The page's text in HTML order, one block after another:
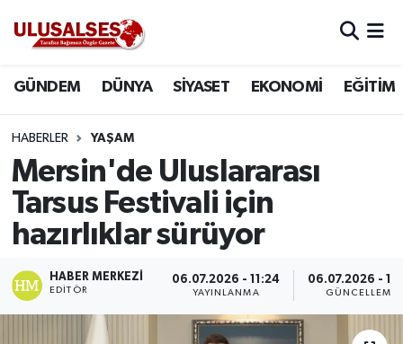
GÜNDEM DÜNYA SİYASET EKONOMİ EĞİTİM
HABERLER YAŞAM
Mersin'de Uluslararası
Tarsus Festivali için
hazırlıklar sürüyor
HABER MERKEZI
EDITÖR
06.07.2026 - 11:24
YAYINLANMA
06.07.2026 -
GÜNCELLEME
DÜNYA
SİYASET
EKONOMİ
SAĞLIK
Trafik Durumu
Süper Lig Puan Durumu ve Fikstür
Tüm Manşetler
Haber Arşivi